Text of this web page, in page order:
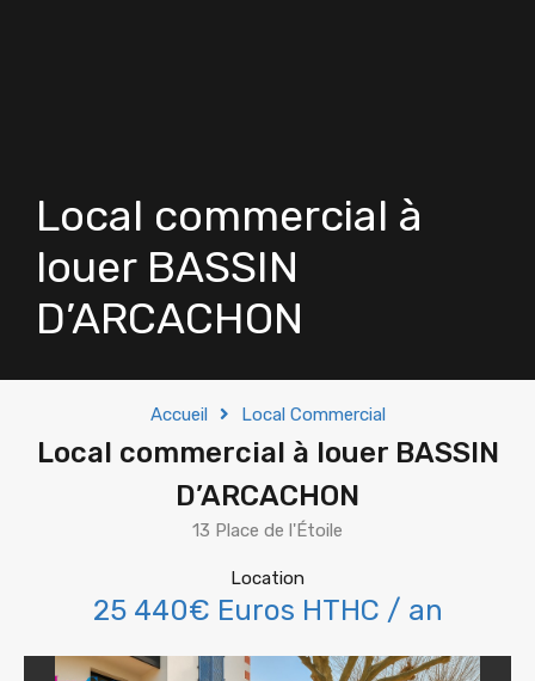
Local commercial à
louer BASSIN
D’ARCACHON
Accueil Local Commercial
Local commercial à louer BASSIN
D’ARCACHON
13 Place de l'Étoile
Location
25 440€ Euros HTHC / an